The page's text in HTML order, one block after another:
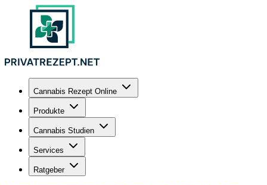
Cannabis Rezept Online
Produkte
Cannabis Studien
Services
Ratgeber